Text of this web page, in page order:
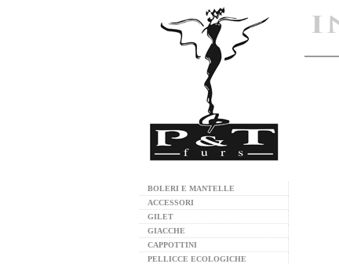
BOLERI E MANTELLE
ACCESSORI
GILET
GIACCHE
CAPPOTTINI
PELLICCE ECOLOGICHE